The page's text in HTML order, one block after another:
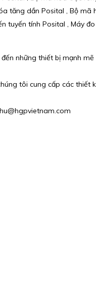
tăng dần Posital , Bộ
tuyến tính Posital , Máy
những thiết bị mạnh
tôi cung cấp các thiết